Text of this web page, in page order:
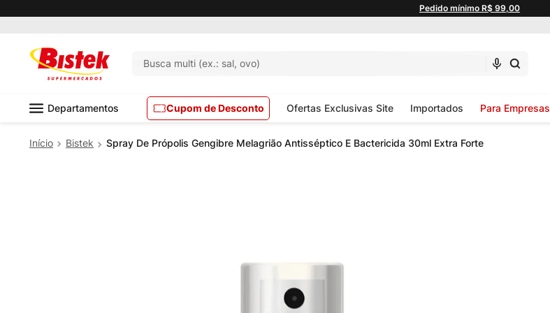
Pedido mínimo R$ 99,00
Busca multi (ex.: sal, ovo)
Departamentos Cupom de Desconto Ofertas Exclusivas Site Importados Para Empresas
Bistek Spray De Própolis Gengibre Melagrião Antisséptico E Bactericida 30ml Extra Forte